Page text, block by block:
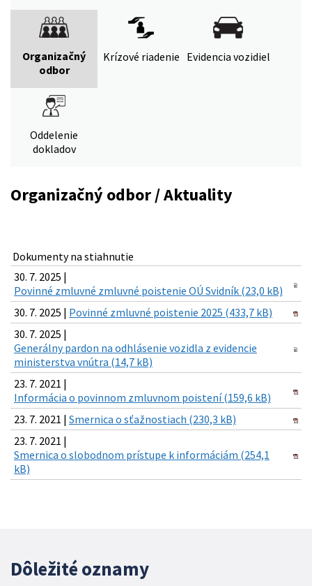
Organizačný
odbor
Krízové riadenie Evidencia vozidiel
Oddelenie
dokladov
Organizačný odbor / Aktuality
Dokumenty na stiahnutie
30. 7. 2025 |
Povinné zmluvné zmluvné poistenie OÚ Svidník (23,0 kB)
30. 7. 2025 | Povinné zmluvné poistenie 2025 (433,7 kB)
30. 7. 2025 |
Generálny pardon na odhlásenie vozidla z evidencie
ministerstva vnútra (14,7 kB)
23. 7. 2021 |
Informácia o povinnom zmluvnom poistení (159,6 kB)
23. 7. 2021 | Smernica o sťažnostiach (230,3 kB)
23. 7. 2021 |
Smernica o slobodnom prístupe k informáciám (254,1
kB)
Dôležité oznamy